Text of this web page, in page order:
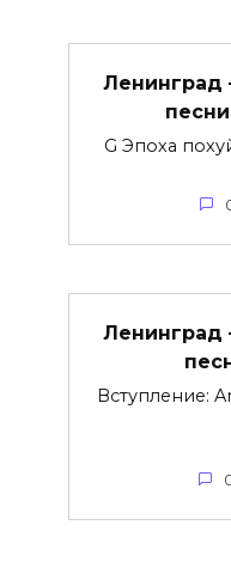
Ленинград
G Эпоха
Ленинград
Вступление: